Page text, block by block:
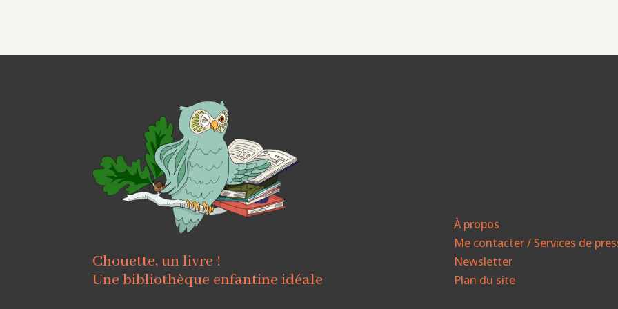
Chouette, un livre !
Une bibliothèque enfantine idéale
À propos
Me contacter / Services de
Newsletter
Plan du site